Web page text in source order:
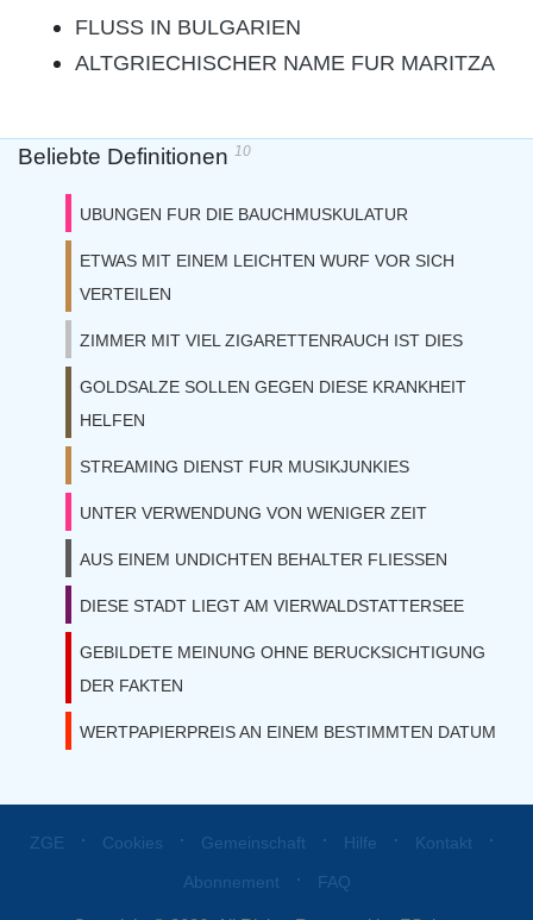
FLUSS IN BULGARIEN
ALTGRIECHISCHER NAME FUR MARITZA
Beliebte Definitionen 10
UBUNGEN FUR DIE BAUCHMUSKULATUR
ETWAS MIT EINEM LEICHTEN WURF VOR SICH
VERTEILEN
ZIMMER MIT VIEL ZIGARETTENRAUCH IST DIES
GOLDSALZE SOLLEN GEGEN DIESE KRANKHEIT
HELFEN
STREAMING DIENST FUR MUSIKJUNKIES
UNTER VERWENDUNG VON WENIGER ZEIT
AUS EINEM UNDICHTEN BEHALTER FLIESSEN
DIESE STADT LIEGT AM VIERWALDSTATTERSEE
GEBILDETE MEINUNG OHNE BERUCKSICHTIGUNG
DER FAKTEN
WERTPAPIERPREIS AN EINEM BESTIMMTEN DATUM
ZGE ⋅ Cookies ⋅ Gemeinschaft ⋅ Hilfe ⋅ Kontakt ⋅
Abonnement ⋅ FAQ